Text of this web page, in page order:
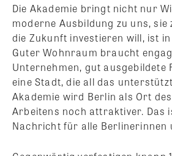
Die Akademie bringt nicht nur
moderne Ausbildung zu uns, sie
die Zukunft investieren will, ist
Guter Wohnraum braucht
Unternehmen, gut ausgebildete
eine Stadt, die all das
Akademie wird Berlin als Ort
Arbeitens noch attraktiver. Das
Nachricht für alle Berlinerinnen